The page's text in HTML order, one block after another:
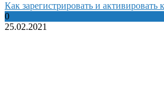
Как зарегистрировать и
0
25.02.2021